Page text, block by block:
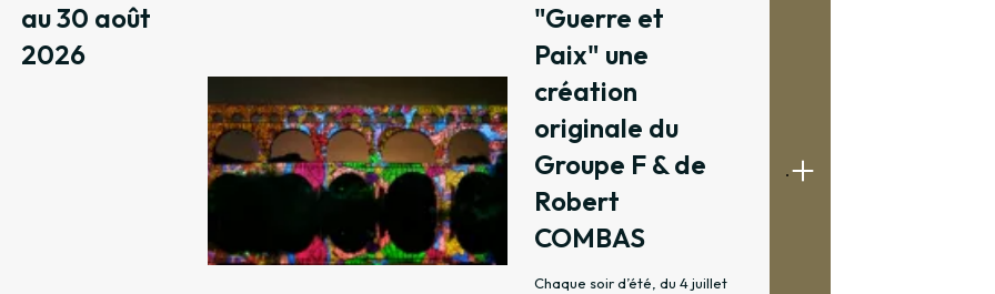
au 30 août
2026
"Guerre et
Paix" une
création
originale du
Groupe F & de
Robert
COMBAS
Chaque soir d’été, du 4 juillet
.